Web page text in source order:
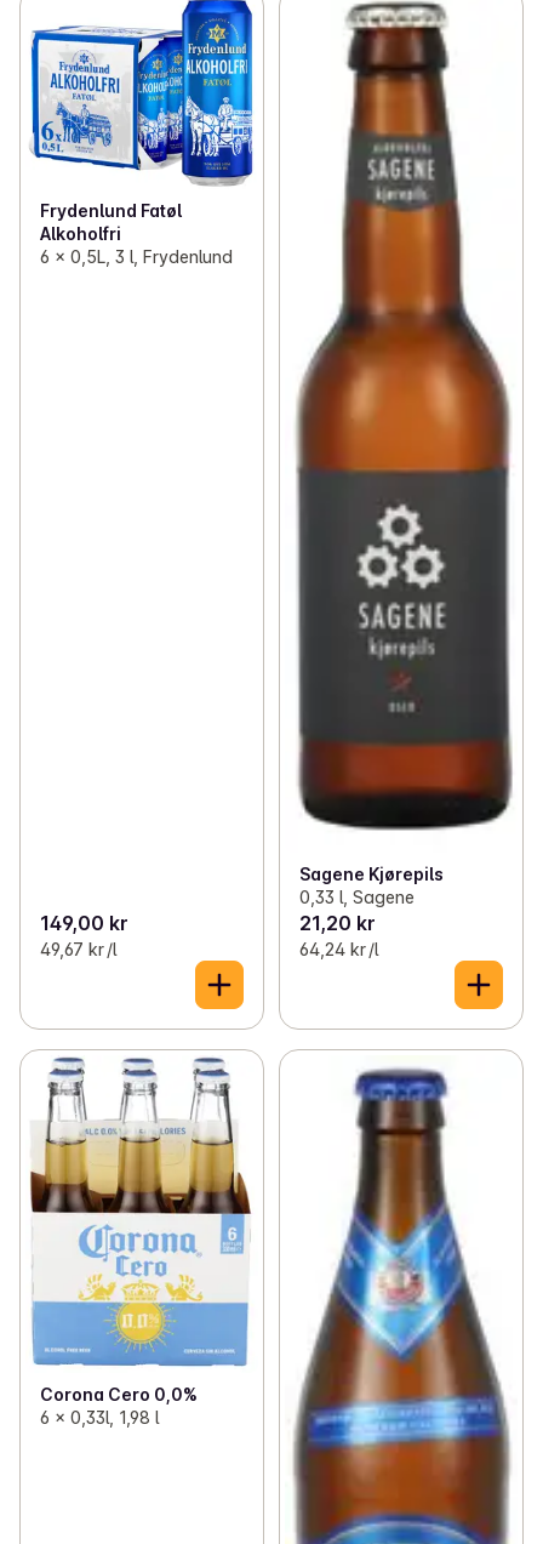
Frydenlund Fatøl
Alkoholfri
6 x 0,5L, 3 l, Frydenlund
149,00 kr
49,67 kr /l
Sagene Kjørepils
0,33 l, Sagene
21,20 kr
64,24 kr /l
Corona Cero 0,0%
6 x 0,33l, 1,98 l